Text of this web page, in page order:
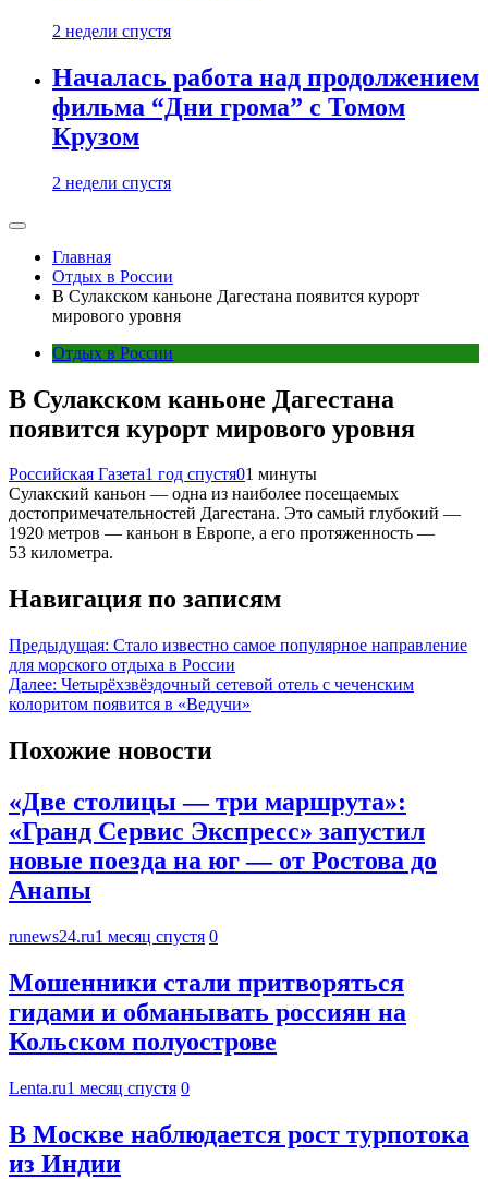
2 недели спустя
Началась работа над продолжением
фильма “Дни грома” с Томом
Крузом
2 недели спустя
Главная
Отдых в России
В Сулакском каньоне Дагестана появится курорт
мирового уровня
Отдых в России
В Сулакском каньоне Дагестана
появится курорт мирового уровня
Российская Газета1 год спустя01 минуты
Сулакский каньон — одна из наиболее посещаемых
достопримечательностей Дагестана. Это самый глубокий —
1920 метров — каньон в Европе, а его протяженность —
53 километра.
Навигация по записям
Предыдущая: Стало известно самое популярное направление
для морского отдыха в России
Далее: Четырёхзвёздочный сетевой отель с чеченским
колоритом появится в «Ведучи»
Похожие новости
«Две столицы — три маршрута»:
«Гранд Сервис Экспресс» запустил
новые поезда на юг — от Ростова до
Анапы
runews24.ru1 месяц спустя 0
Мошенники стали притворяться
гидами и обманывать россиян на
Кольском полуострове
Lenta.ru1 месяц спустя 0
В Москве наблюдается рост турпотока
из Индии